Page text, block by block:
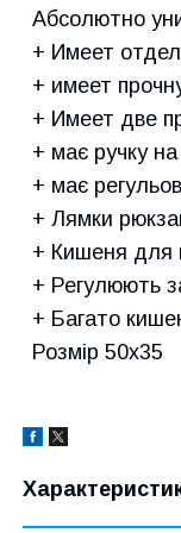
Абсолютно
+ Имеет
+ имеет
+ Имеет две
+ має ручку
+ має
+ Лямки
+ Кишеня для
+ Регулюють
+ Багато
Розмір 50х35